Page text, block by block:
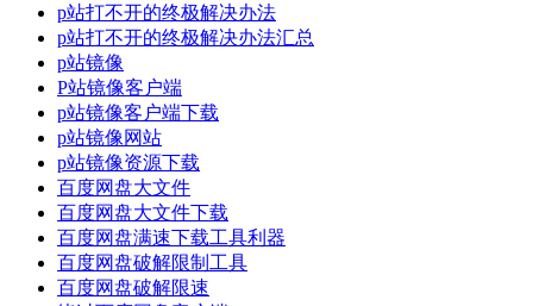
p站打不开的终极解决办法
p站打不开的终极解决办法汇总
p站镜像
P站镜像客户端
p站镜像客户端下载
p站镜像网站
p站镜像资源下载
百度网盘大文件
百度网盘大文件下载
百度网盘满速下载工具利器
百度网盘破解限制工具
百度网盘破解限速